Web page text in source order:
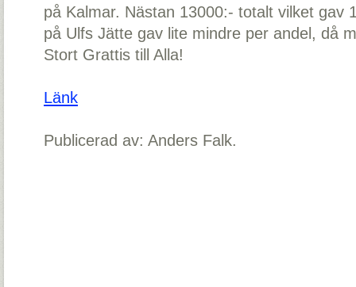
på Kalmar. Nästan 13000:- totalt vilket gav
på Ulfs Jätte gav lite mindre per andel, då
Stort Grattis till Alla!
Länk
Publicerad av: Anders Falk.